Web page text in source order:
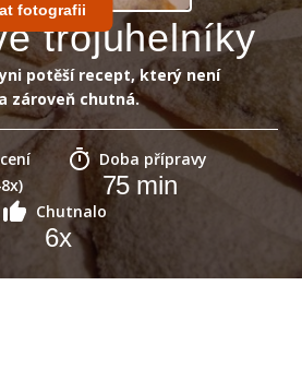
fotografii
trojuhelníky
potěší recept, který není
zároveň chutná.
Doba přípravy
75min
Chutnalo
6x